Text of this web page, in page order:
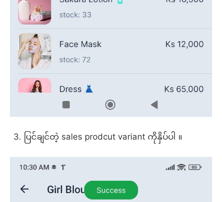
ပြင်ချင်တဲ့ sales prodcut variant ကိုနှိပ်ပါ ။